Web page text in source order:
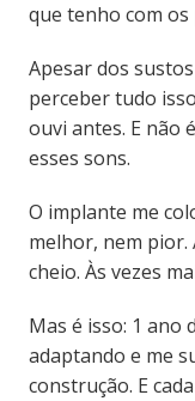
que tenho com
Apesar dos
perceber tudo
ouvi antes. E não
esses sons.
O implante me
melhor, nem pior.
cheio. Às vezes
Mas é isso: 1 ano
adaptando e me
construção. E